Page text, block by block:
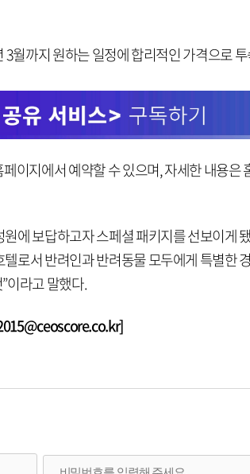
월까지 원하는 일정에 합리적인 가격으로
이지에서 예약할 수 있으며, 자세한 내용은
에 보답하고자 스페셜 패키지를 선보이게
로서 반려인과 반려동물 모두에게 특별한
이라고 말했다.